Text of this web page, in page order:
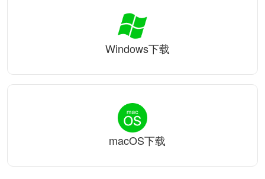
Windows下载
macOS下载